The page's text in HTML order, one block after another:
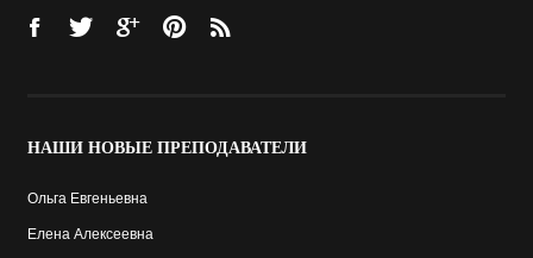
НАШИ НОВЫЕ ПРЕПОДАВАТЕЛИ
Ольга Евгеньевна
Елена Алексеевна